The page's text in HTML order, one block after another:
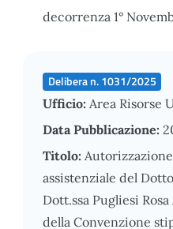
decorrenza 1°
Delibera n. 1031/2025
Ufficio: Area Risorse
Data Pubblicazione:
Titolo:
assistenziale del
Dott.ssa Pugliesi
della Convenzione